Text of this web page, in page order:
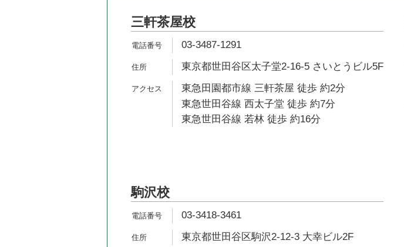
三軒茶屋校
03-3487-1291
東京都世田谷区太子堂2-16-5 さいとうビル5F
東急田園都市線 三軒茶屋 徒歩 約2分
東急世田谷線 西太子堂 徒歩 約7分
東急世田谷線 若林 徒歩 約16分
駒沢校
03-3418-3461
東京都世田谷区駒沢2-12-3 大幸ビル2F